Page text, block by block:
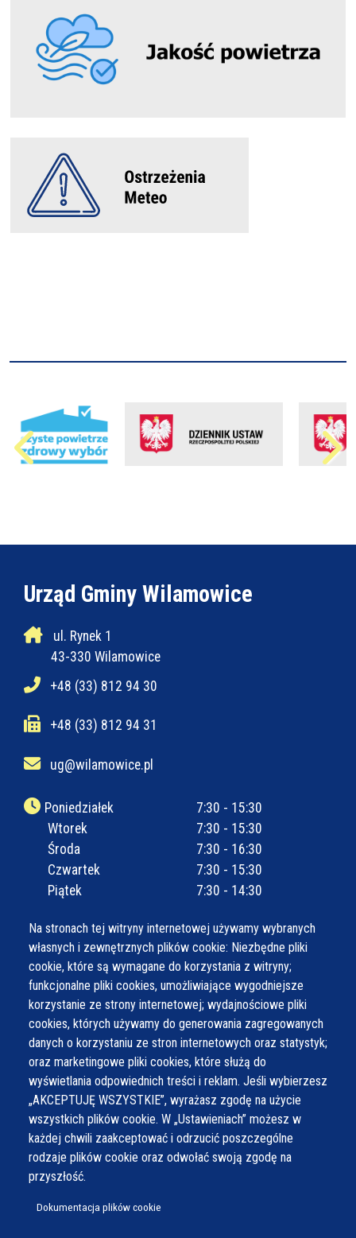
Na stronach tej witryny internetowej używamy wybranych
własnych i zewnętrznych plików cookie: Niezbędne pliki
cookie, które są wymagane do korzystania z witryny;
funkcjonalne pliki cookies, umożliwiające wygodniejsze
korzystanie ze strony internetowej; wydajnościowe pliki
cookies, których używamy do generowania zagregowanych
danych o korzystaniu ze stron internetowych oraz statystyk;
oraz marketingowe pliki cookies, które służą do
wyświetlania odpowiednich treści i reklam. Jeśli wybierzesz
„AKCEPTUJĘ WSZYSTKIE”, wyrażasz zgodę na użycie
wszystkich plików cookie. W „Ustawieniach” możesz w
każdej chwili zaakceptować i odrzucić poszczególne
rodzaje plików cookie oraz odwołać swoją zgodę na
przyszłość.
Dokumentacja plików cookie
Urząd Gminy Wilamowice
ul. Rynek 1
43-330 Wilamowice
+48 (33) 812 94 30
+48 (33) 812 94 31
ug@wilamowice.pl
Poniedziałek
7:30 - 15:30
Wtorek
7:30 - 15:30
Środa
7:30 - 16:30
Czwartek
7:30 - 15:30
Piątek
7:30 - 14:30